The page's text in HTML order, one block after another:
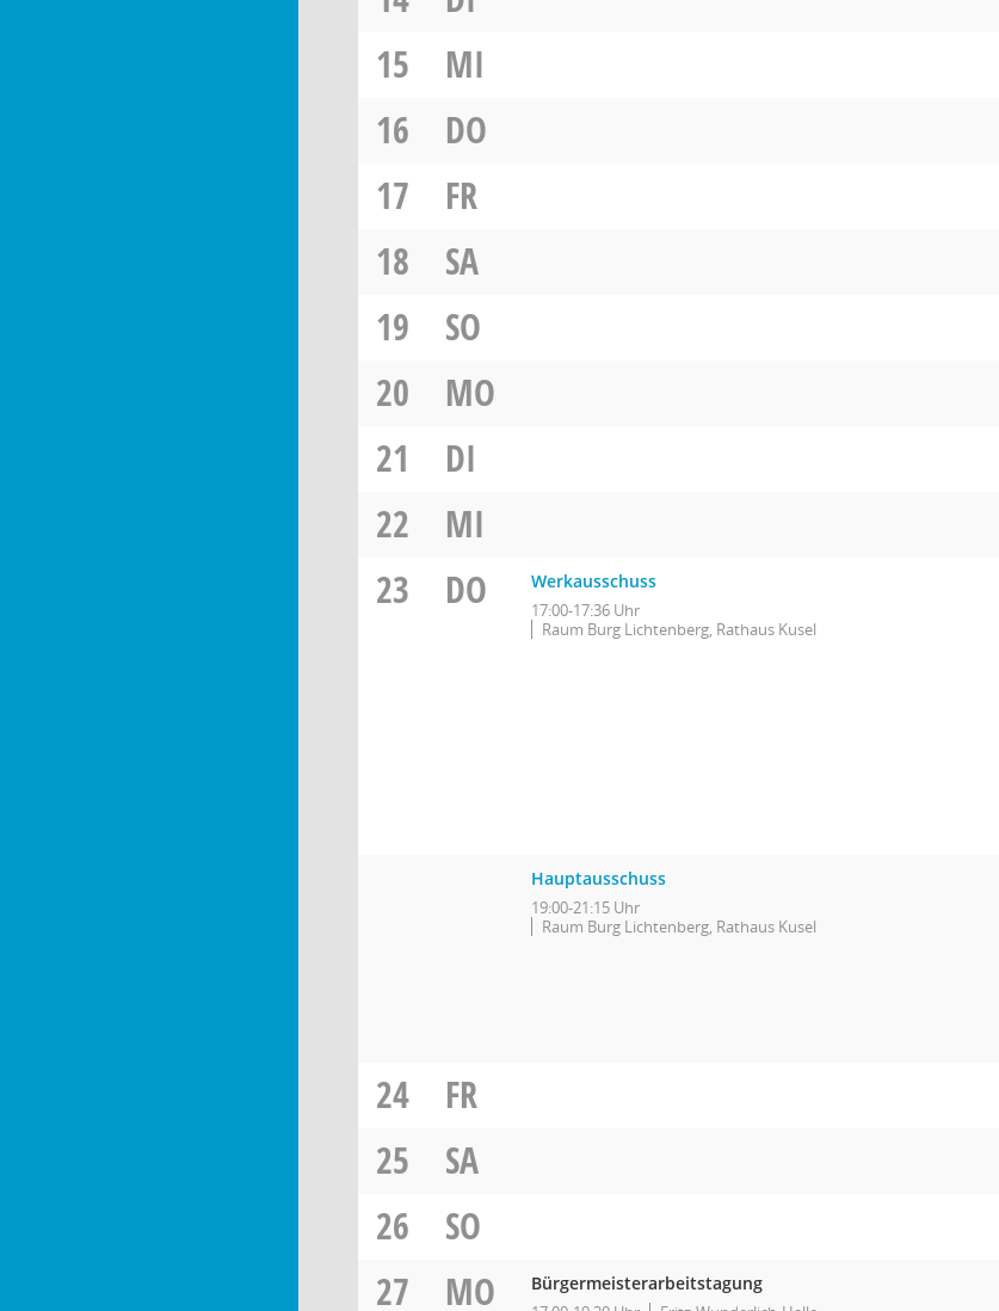
15
MI
16
DO
17
FR
18
SA
19
SO
20
MO
21
DI
22
MI
23
DO Werkausschuss
17:00-17:36 Uhr
Raum Burg Lichtenberg, Rathaus Kusel
Hauptausschuss
19:00-21:15 Uhr
Raum Burg Lichtenberg, Rathaus Kusel
24
FR
25
SA
26
SO
27
MO Bürgermeisterarbeitstagung